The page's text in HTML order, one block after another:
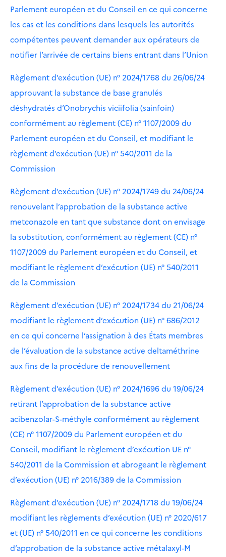
Parlement européen et du Conseil en ce qui concerne
les cas et les conditions dans lesquels les autorités
compétentes peuvent demander aux opérateurs de
notifier l’arrivée de certains biens entrant dans l’Union
Règlement d’exécution (UE) n° 2024/1768 du 26/06/24
approuvant la substance de base granulés
déshydratés d’Onobrychis viciifolia (sainfoin)
conformément au règlement (CE) n° 1107/2009 du
Parlement européen et du Conseil, et modifiant le
règlement d’exécution (UE) n° 540/2011 de la
Commission
Règlement d’exécution (UE) n° 2024/1749 du 24/06/24
renouvelant l’approbation de la substance active
metconazole en tant que substance dont on envisage
la substitution, conformément au règlement (CE) n°
1107/2009 du Parlement européen et du Conseil, et
modifiant le règlement d’exécution (UE) n° 540/2011
de la Commission
Règlement d’exécution (UE) n° 2024/1734 du 21/06/24
modifiant le règlement d’exécution (UE) n° 686/2012
en ce qui concerne l’assignation à des États membres
de l’évaluation de la substance active deltaméthrine
aux fins de la procédure de renouvellement
Règlement d’exécution (UE) n° 2024/1696 du 19/06/24
retirant l’approbation de la substance active
acibenzolar-S-méthyle conformément au règlement
(CE) n° 1107/2009 du Parlement européen et du
Conseil, modifiant le règlement d’exécution UE n°
540/2011 de la Commission et abrogeant le règlement
d’exécution (UE) n° 2016/389 de la Commission
Règlement d’exécution (UE) n° 2024/1718 du 19/06/24
modifiant les règlements d’exécution (UE) n° 2020/617
et (UE) n° 540/2011 en ce qui concerne les conditions
d’approbation de la substance active métalaxyl-M